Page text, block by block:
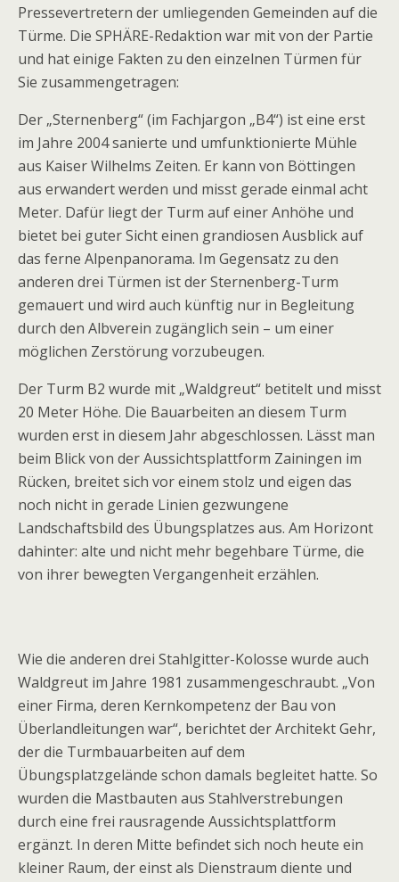
Pressevertretern der umliegenden Gemeinden auf die
Türme. Die SPHÄRE-Redaktion war mit von der Partie
und hat einige Fakten zu den einzelnen Türmen für
Sie zusammengetragen:
Der „Sternenberg“ (im Fachjargon „B4“) ist eine erst
im Jahre 2004 sanierte und umfunktionierte Mühle
aus Kaiser Wilhelms Zeiten. Er kann von Böttingen
aus erwandert werden und misst gerade einmal acht
Meter. Dafür liegt der Turm auf einer Anhöhe und
bietet bei guter Sicht einen grandiosen Ausblick auf
das ferne Alpenpanorama. Im Gegensatz zu den
anderen drei Türmen ist der Sternenberg-Turm
gemauert und wird auch künftig nur in Begleitung
durch den Albverein zugänglich sein – um einer
möglichen Zerstörung vorzubeugen.
Der Turm B2 wurde mit „Waldgreut“ betitelt und misst
20 Meter Höhe. Die Bauarbeiten an diesem Turm
wurden erst in diesem Jahr abgeschlossen. Lässt man
beim Blick von der Aussichtsplattform Zainingen im
Rücken, breitet sich vor einem stolz und eigen das
noch nicht in gerade Linien gezwungene
Landschaftsbild des Übungsplatzes aus. Am Horizont
dahinter: alte und nicht mehr begehbare Türme, die
von ihrer bewegten Vergangenheit erzählen.
Wie die anderen drei Stahlgitter-Kolosse wurde auch
Waldgreut im Jahre 1981 zusammengeschraubt. „Von
einer Firma, deren Kernkompetenz der Bau von
Überlandleitungen war“, berichtet der Architekt Gehr,
der die Turmbauarbeiten auf dem
Übungsplatzgelände schon damals begleitet hatte. So
wurden die Mastbauten aus Stahlverstrebungen
durch eine frei rausragende Aussichtsplattform
ergänzt. In deren Mitte befindet sich noch heute ein
kleiner Raum, der einst als Dienstraum diente und